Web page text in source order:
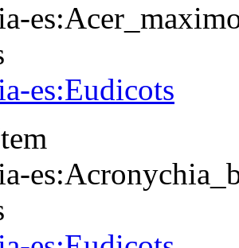
es:Eudicots